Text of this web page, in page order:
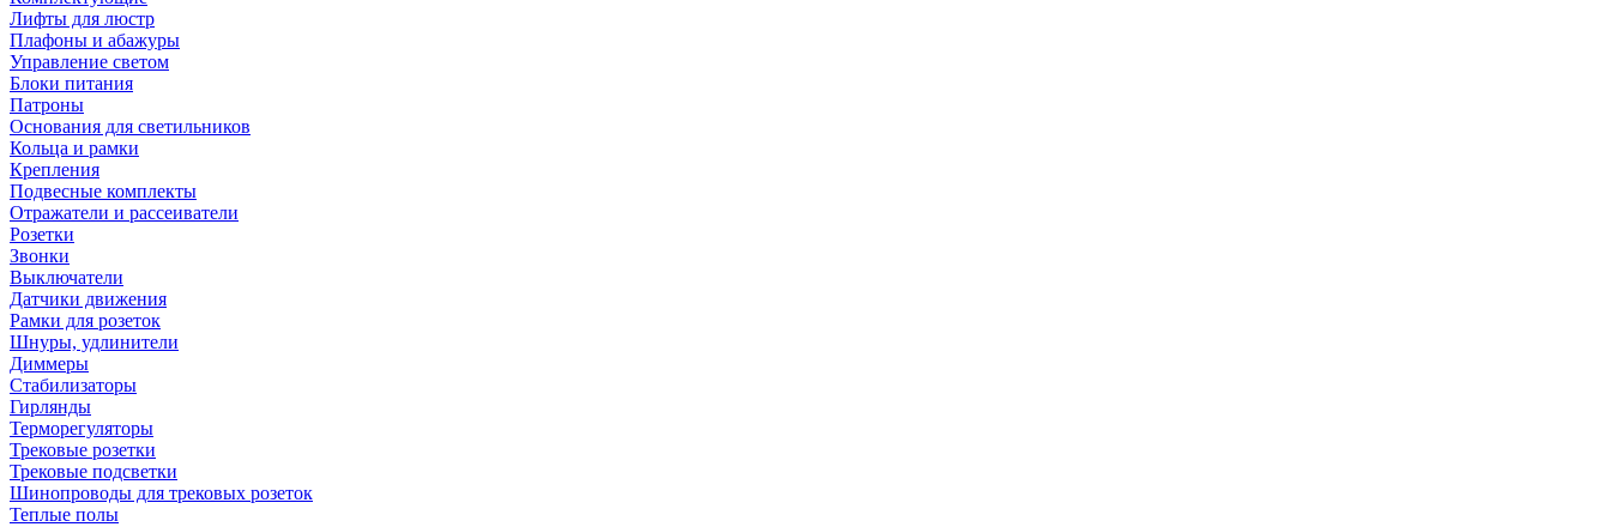
Лифты для люстр
Плафоны и абажуры
Управление светом
Блоки питания
Патроны
Основания для светильников
Кольца и рамки
Крепления
Подвесные комплекты
Отражатели и рассеиватели
Розетки
Звонки
Выключатели
Датчики движения
Рамки для розеток
Шнуры, удлинители
Диммеры
Стабилизаторы
Гирлянды
Терморегуляторы
Трековые розетки
Трековые подсветки
Шинопроводы для трековых розеток
Теплые полы